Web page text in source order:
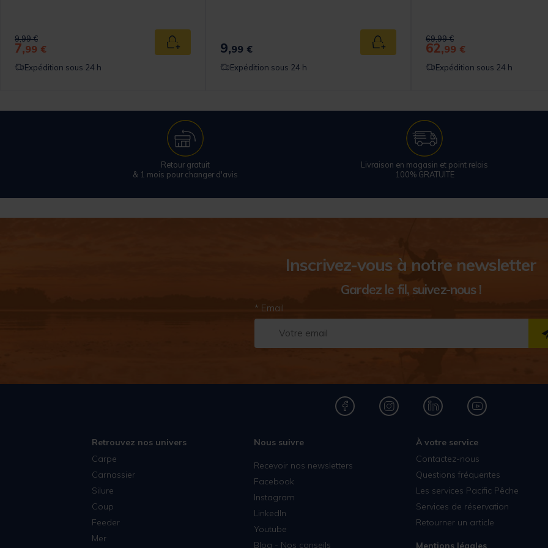
panier
Price reduced from
9,99 €to
7,99 € Ajouter au panier
Expédition sous 24 h
9,99 € Ajouter au panier
Expédition sous 24 h
Price reduced from
69,99 €to
62,99 €
Expédition sous 24 h
Retour gratuit
& 1 mois pour changer d'avis
Livraison en magasin et point relais
100% GRATUITE
Inscrivez-vous à notre newsletter
Gardez le fil, suivez-nous !
* Email
Retrouvez nos univers
Carpe
Carnassier
Silure
Coup
Feeder
Mer
Nous suivre
Recevoir nos newsletters
Facebook
Instagram
LinkedIn
Youtube
Blog - Nos conseils
À votre service
Contactez-nous
Questions fréquentes
Les services Pacific Pêche
Services de réservation
Retourner un article
Mentions légales